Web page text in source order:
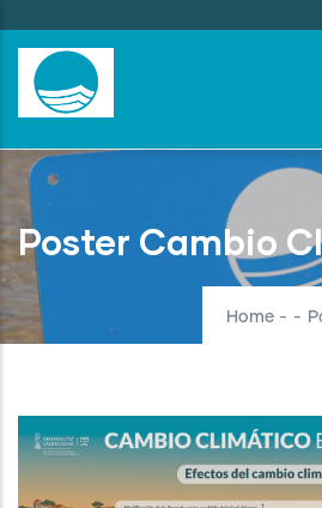
to
main
content
Poster Cambio
Home - -